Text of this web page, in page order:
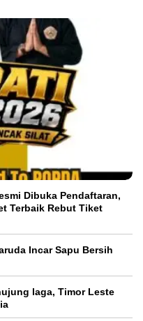
Dibuka Pendaftaran,
Terbaik Rebut Tiket
Incar Sapu Bersih
laga, Timor Leste